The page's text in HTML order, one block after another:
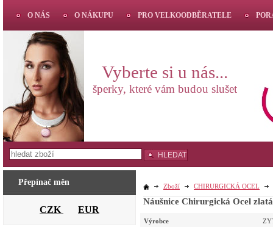
Přepínač měn
CZK EUR
Zboží CHIRURGICKÁ OCEL
Náušnice Chirurgická Ocel
Výrobce
O NÁS O NÁKUPU PRO VELKOODBĚRATELE
Vyberte si u nás...
šperky, které vám budou slušet
HLEDAT